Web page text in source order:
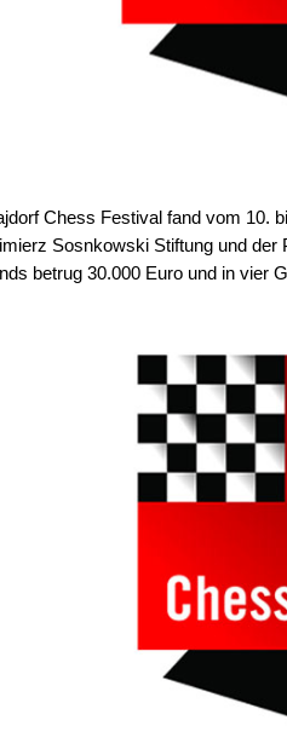
Chess Festival fand vom 10.
Sosnkowski Stiftung und
betrug 30.000 Euro und in vier